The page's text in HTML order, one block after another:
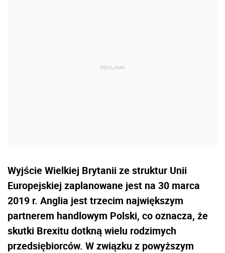
Wyjście Wielkiej Brytanii ze struktur Unii
Europejskiej zaplanowane jest na 30 marca
2019 r. Anglia jest trzecim największym
partnerem handlowym Polski, co oznacza, że
skutki Brexitu dotkną wielu rodzimych
przedsiębiorców. W związku z powyższym